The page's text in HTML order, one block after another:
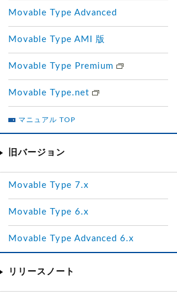
Movable Type Advanced
Movable Type AMI 版
Movable Type Premium
Movable Type.net
マニュアル TOP
旧バージョン
Movable Type 7.x
Movable Type 6.x
Movable Type Advanced 6.x
リリースノート